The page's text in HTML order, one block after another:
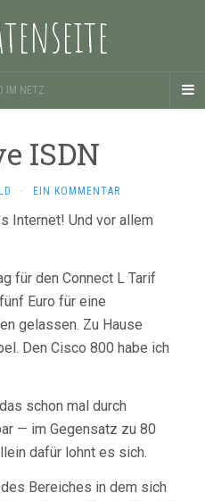
IM NETZ
ISDN
· EIN KOMMENTAR
Internet! Und vor allem
für den Connect L Tarif
Euro für eine
gelassen. Zu Hause
Den Cisco 800 habe ich
schon mal durch
— im Gegensatz zu 80
dafür lohnt es sich.
Bereiches in dem sich